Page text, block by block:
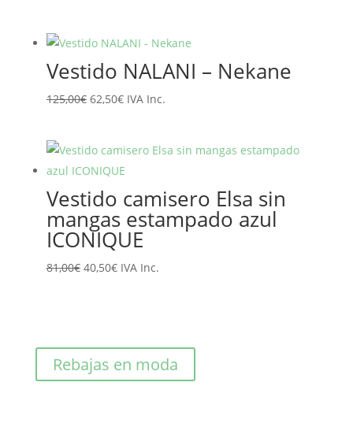
era:
89,10€.
es:
71,28€.
Vestido NALANI – Nekane
125,00€ El
era:
125,00€.
62,50€El
es:
62,50€.
IVA Inc.
Vestido camisero Elsa sin
mangas estampado azul
ICONIQUE
81,00€ El
81,00€.
40,50€El
40,50€.
IVA Inc.
Rebajas en moda